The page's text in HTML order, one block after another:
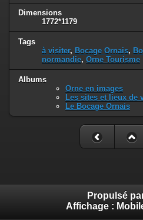
Dimensions
1772*1179
Tags
à visiter, Bocage Ornais,
normandie, Orne Tourisme
Albums
Orne en images
Les sites et lieux de
Le Bocage Ornais
Propulsé
Affichage :